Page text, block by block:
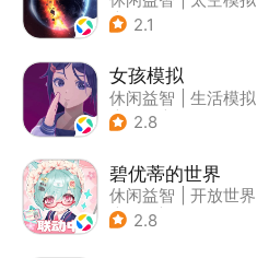
| 太空
2.1
女孩模拟
休闲益智
生活模拟
| 校园
2.8
碧优蒂的世界
休闲益智
开放世界
| Q版
2.8